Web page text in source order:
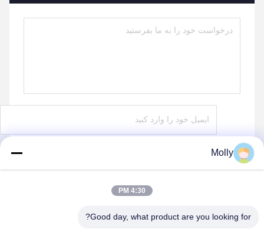
بفرست
Molly
4:30 PM
Good day, what product are you looking for?